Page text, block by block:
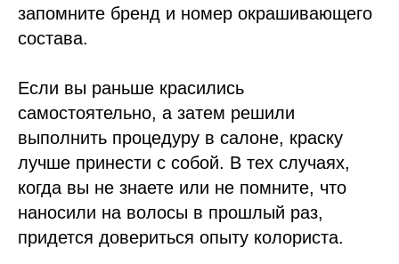
запомните бренд и номер окрашивающего
состава.
Если вы раньше красились
самостоятельно, а затем решили
выполнить процедуру в салоне, краску
лучше принести с собой. В тех случаях,
когда вы не знаете или не помните, что
наносили на волосы в прошлый раз,
придется довериться опыту колориста.